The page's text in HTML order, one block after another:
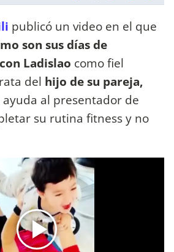
publicó un video en el que
son sus días de
Ladislao como fiel
del hijo de su pareja,
al presentador de
su rutina fitness y no